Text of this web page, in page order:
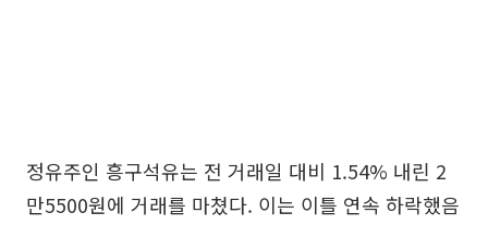
정유주인 흥구석유는 전 거래일 대비 1.54% 내린 2
만5500원에 거래를 마쳤다. 이는 이틀 연속 하락했음